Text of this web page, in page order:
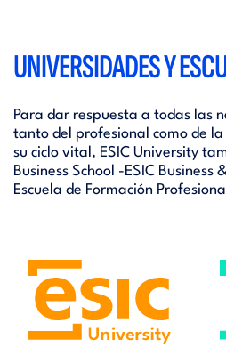
UNIVERSIDADES Y
Para dar respuesta a todas las
tanto del profesional como de
su ciclo vital, ESIC University
Business School -ESIC Business
Escuela de Formación